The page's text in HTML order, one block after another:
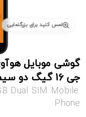
لمس کنید برای بزرگنمایی
جی 16 گیگ دو سیم
Dual SIM Mobile
Phone